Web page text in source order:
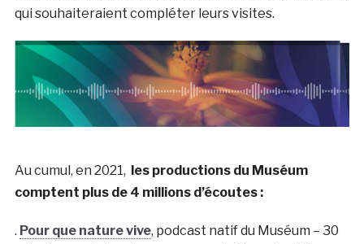
qui souhaiteraient compléter leurs visites.
Au cumul, en 2021, les productions du Muséum
comptent plus de 4 millions d’écoutes :
. Pour que nature vive, podcast natif du Muséum – 30